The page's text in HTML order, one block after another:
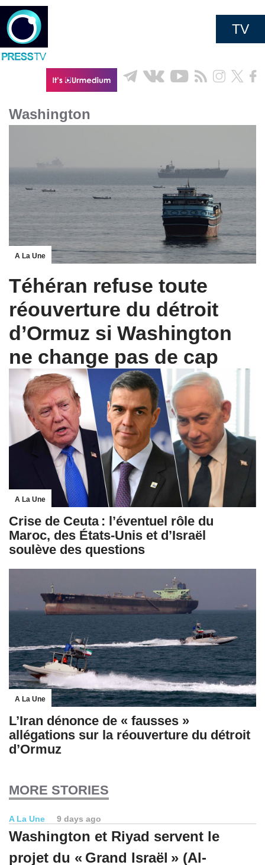
TV
Washington
A La Une
Téhéran refuse toute
réouverture du détroit
d’Ormuz si Washington
ne change pas de cap
A La Une
Crise de Ceuta : l’éventuel rôle du
Maroc, des États-Unis et d’Israël
soulève des questions
A La Une
L’Iran dénonce de « fausses »
allégations sur la réouverture du détroit
d’Ormuz
MORE STORIES
A La Une 9 days ago
Washington et Riyad servent le
projet du « Grand Israël » (Al-